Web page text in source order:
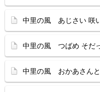
中里の風 あじさい 咲
中里の風 つばめ そだ
中里の風 おかあさんと